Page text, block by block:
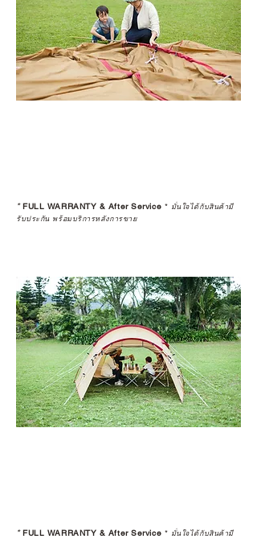
*FULL WARRANTY & After Service * มั่นใจได้กับสินค้ามี
รับประกัน พร้อมบริการหลังการขาย
*FULL WARRANTY & After Service * มั่นใจได้กับสินค้ามี